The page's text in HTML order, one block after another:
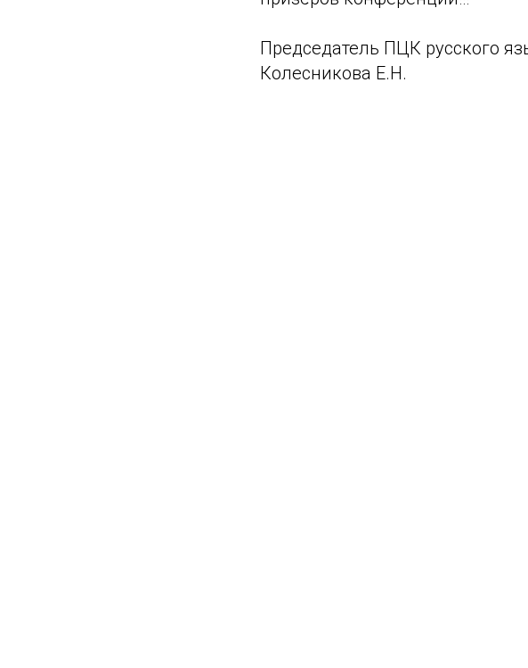
Председатель ПЦК русского
Колесникова Е.Н.